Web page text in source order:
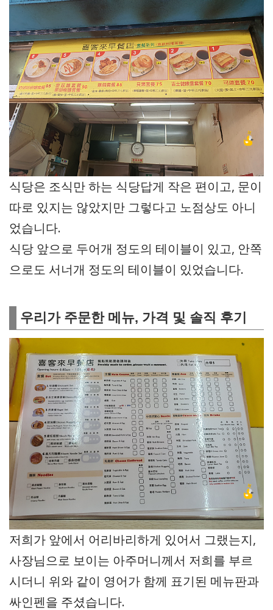
식당은 조식만 하는 식당답게 작은 편이고, 문이
따로 있지는 않았지만 그렇다고 노점상도 아니
었습니다.
식당 앞으로 두어개 정도의 테이블이 있고, 안쪽
으로도 서너개 정도의 테이블이 있었습니다.
우리가 주문한 메뉴, 가격 및 솔직 후기
저희가 앞에서 어리바리하게 있어서 그랬는지,
사장님으로 보이는 아주머니께서 저희를 부르
시더니 위와 같이 영어가 함께 표기된 메뉴판과
싸인펜을 주셨습니다.